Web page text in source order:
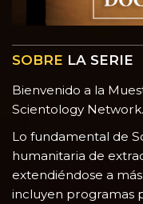
SOBRE LA SERIE
Bienvenido a la
Scientology Network.
Lo fundamental de
humanitaria de
extendiéndose a
incluyen programas